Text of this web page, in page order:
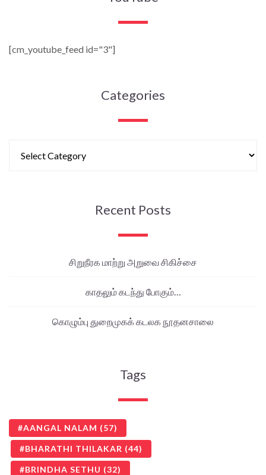
[cm_youtube_feed id="3"]
Categories
Recent Posts
சிறுநீரக மாற்று அறுவை சிகிச்சை
காதலும் கடந்து போகும்…
கொழும்பு துறைமுகக் கடலக நூதனசாலை
Tags
AANGAL NALAM (57)
BHARATHI THILAKAR (44)
BRINDHA SETHU (32)